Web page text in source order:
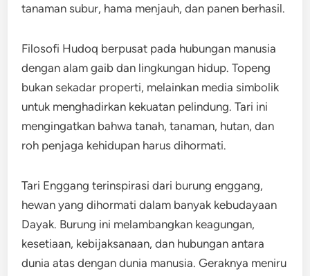
tanaman subur, hama menjauh, dan panen berhasil.
Filosofi Hudoq berpusat pada hubungan manusia
dengan alam gaib dan lingkungan hidup. Topeng
bukan sekadar properti, melainkan media simbolik
untuk menghadirkan kekuatan pelindung. Tari ini
mengingatkan bahwa tanah, tanaman, hutan, dan
roh penjaga kehidupan harus dihormati.
Tari Enggang terinspirasi dari burung enggang,
hewan yang dihormati dalam banyak kebudayaan
Dayak. Burung ini melambangkan keagungan,
kesetiaan, kebijaksanaan, dan hubungan antara
dunia atas dengan dunia manusia. Geraknya meniru